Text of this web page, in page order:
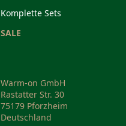
Komplette Sets
SALE
Warm-on GmbH
Rastatter Str. 30
75179 Pforzheim
Deutschland